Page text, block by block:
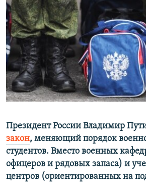
СОВЕТЫ ПРАВОЗАЩИТНИКОВ
ПРОПАВШИЕ БЕЗ ВЕСТИ
ПОБЕДИТЕЛЕЙ НЕ СУДЯТ?
КРЫМ.НЕПОКОРЕННЫЙ
ELIFBE
УКРАИНСКАЯ ПРОБЛЕМА КРЫМА
Qırımtatar
ПРИСОЕДИНЯЙТЕСЬ!
Президент России Владимир
закон, меняющий порядок
студентов. Вместо военных
офицеров и рядовых запаса) и
центров (ориентированных на